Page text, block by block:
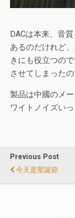
DACは本来、音
あるのだけれど
きにも役立つの
させてしまった
製品は中國のメ
ワイトノイズい
Previous Post
今天是聖誕節